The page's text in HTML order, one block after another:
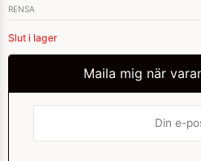
RENSA
Slut i lager
Maila mig när